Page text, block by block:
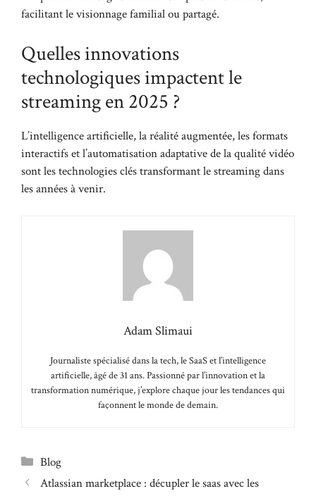
facilitant le visionnage familial ou partagé.
Quelles innovations
technologiques impactent le
streaming en 2025 ?
L’intelligence artificielle, la réalité augmentée, les formats
interactifs et l’automatisation adaptative de la qualité vidéo
sont les technologies clés transformant le streaming dans
les années à venir.
Adam Slimaui
Journaliste spécialisé dans la tech, le SaaS et l’intelligence
artificielle, âgé de 31 ans. Passionné par l’innovation et la
transformation numérique, j’explore chaque jour les tendances qui
façonnent le monde de demain.
Catégories
Blog
Atlassian marketplace : décupler le saas avec les